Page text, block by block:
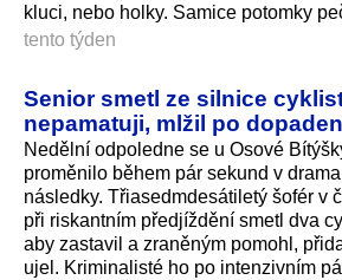
kluci, nebo holky. Samice potomky
tento týden
Senior smetl ze silnice
nepamatuji, mlžil po
Nedělní odpoledne se u Osové
proměnilo během pár sekund v
následky. Třiasedmdesátiletý šofér v
při riskantním předjíždění smetl dva
aby zastavil a zraněným pomohl,
ujel. Kriminalisté ho po intenzivním